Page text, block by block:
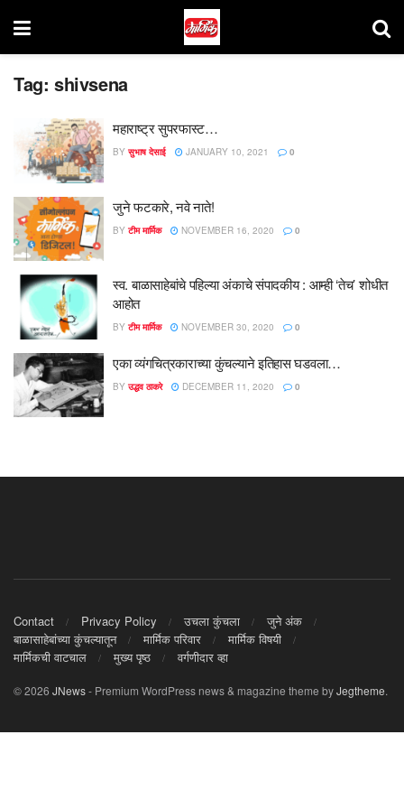
Tag: shivsena
महाराष्ट्र सुपरफास्ट…
BY सुभाष देसाई JANUARY 10, 2021 0
जुने फटकारे, नवे नाते!
BY टीम मार्मिक NOVEMBER 16, 2020 0
स्व. बाळासाहेबांचे पहिल्या अंकाचे संपादकीय : आम्ही ‘तेच’ शोधीत
आहोत
BY टीम मार्मिक NOVEMBER 30, 2020 0
एका व्यंगचित्रकाराच्या कुंचल्याने इतिहास घडवला…
BY उद्धव ठाकरे DECEMBER 11, 2020 0
Contact Privacy Policy उचला कुंचला
जुने अंक
बाळासाहेबांच्या कुंचल्यातून
मार्मिक परिवार
मार्मिक विषयी
मार्मिकची वाटचाल
मुख्य पृष्ठ वर्गणीदार व्हा
© 2026 JNews- Premium WordPress news & magazine theme byJegtheme.